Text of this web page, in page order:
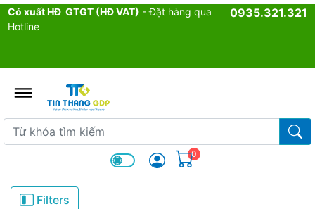
Có xuất HĐ GTGT (HĐ VAT) - Đặt hàng qua
Hotline
0935.321.321
Từ khóa tìm kiếm
Từ
0
Filters